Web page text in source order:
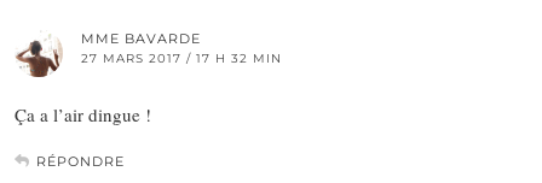
MME BAVARDE
27 MARS 2017 / 17 H 32 MIN
Ça a l’air dingue !
RÉPONDRE